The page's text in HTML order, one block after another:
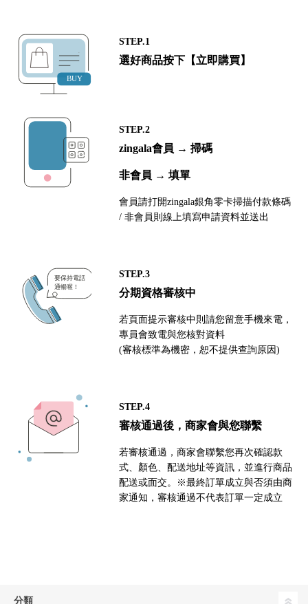
STEP.1
選好商品按下【立即購買】
STEP.2
zingala會員 → 掃碼
非會員 → 填單
會員請打開zingala銀角零卡掃描付款條碼
/ 非會員則線上填寫申請資料並送出
STEP.3
分期資格審核中
若頁面提示審核中則請您留意手機來電，
專員會致電與您核對資料
(審核標準為機密，恕不提供查詢原因)
STEP.4
審核通過後，商家會與您聯繫
若審核通過，商家會聯繫您再次確認款
式、顏色、配送地址等資訊，並進行商品
配送或面交。※最終訂單成立與否須由商
家通知，審核通過不代表訂單一定成立
分類